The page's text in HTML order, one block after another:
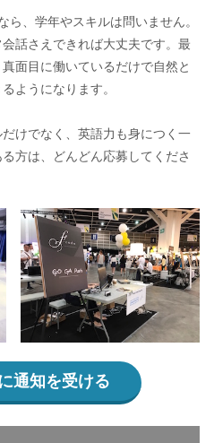
、学年やスキルは問いません。
話さえできれば大丈夫です。最
面目に働いているだけで自然と
ようになります。
けでなく、英語力も身につく一
方は、どんどん応募してくださ
通知を受ける